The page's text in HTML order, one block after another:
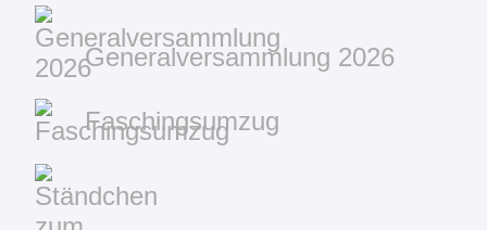
Generalversammlung 2026
Faschingsumzug